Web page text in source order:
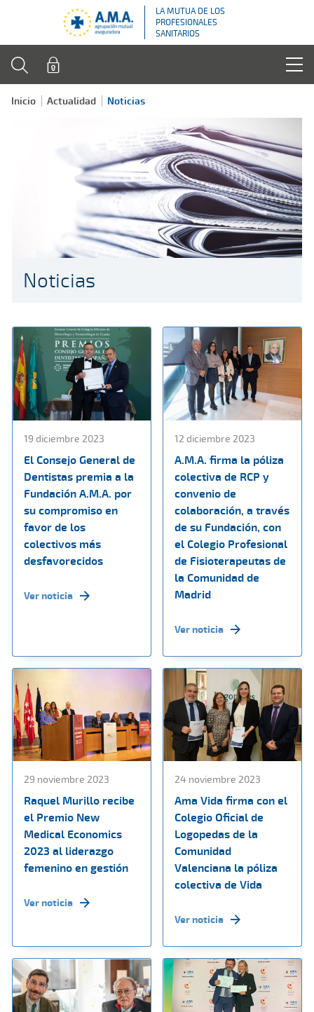
LA MUTUA DE LOS
PROFESIONALES
SANITARIOS
Inicio Actualidad Noticias
Noticias
19 diciembre 2023
El Consejo General de
Dentistas premia a la
Fundación A.M.A. por
su compromiso en
favor de los
colectivos más
desfavorecidos
Ver noticia
12 diciembre 2023
A.M.A. firma la póliza
colectiva de RCP y
convenio de
colaboración, a través
de su Fundación, con
el Colegio Profesional
de Fisioterapeutas de
la Comunidad de
Madrid
Ver noticia
29 noviembre 2023
Raquel Murillo recibe
el Premio New
Medical Economics
2023 al liderazgo
femenino en gestión
Ver noticia
24 noviembre 2023
Ama Vida firma con el
Colegio Oficial de
Logopedas de la
Comunidad
Valenciana la póliza
colectiva de Vida
Ver noticia